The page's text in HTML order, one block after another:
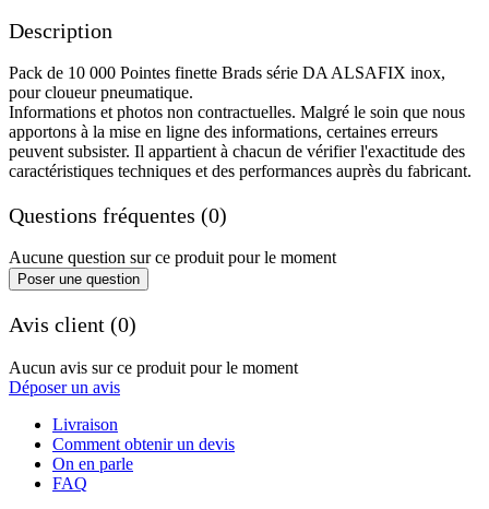
Description
Pack de 10 000 Pointes finette Brads série DA ALSAFIX inox,
pour cloueur pneumatique.
Informations et photos non contractuelles. Malgré le soin que nous
apportons à la mise en ligne des informations, certaines erreurs
peuvent subsister. Il appartient à chacun de vérifier l'exactitude des
caractéristiques techniques et des performances auprès du fabricant.
Questions fréquentes (0)
Aucune question sur ce produit pour le moment
Poser une question
Avis client (0)
Aucun avis sur ce produit pour le moment
Déposer un avis
Livraison
Comment obtenir un devis
On en parle
FAQ